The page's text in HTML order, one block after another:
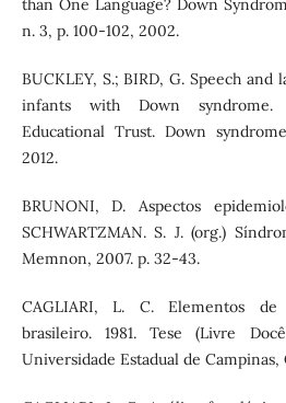
than One Language? Down
n. 3, p. 100-102, 2002.
BUCKLEY, S.; BIRD, G. Speech
infants with Down syndrome.
Educational Trust. Down
2012.
BRUNONI, D. Aspectos
SCHWARTZMAN. S. J. (org.)
Memnon, 2007. p. 32-43.
CAGLIARI, L. C. Elementos
brasileiro. 1981. Tese (Livre
Universidade Estadual de Campinas,